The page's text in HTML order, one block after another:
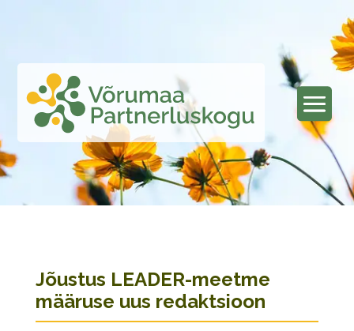
Jõustus LEADER-meetme
määruse uus redaktsioon